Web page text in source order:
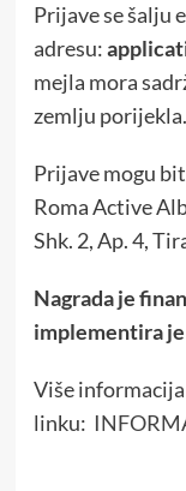
Prijave se šalju
adresu:
mejla mora
zemlju porijekla.
Prijave mogu
Roma Active
Shk. 2, Ap. 4,
Nagrada je
implementira
Više
linku: